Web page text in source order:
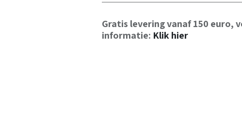
Gratis levering vanaf 150 euro,
informatie: Klik hier